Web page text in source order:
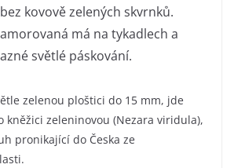
kovově zelených skvrnků.
má na tykadlech a
světlé páskování.
zelenou ploštici do 15 mm, jde
kněžici zeleninovou (Nezara viridula),
pronikající do Česka ze